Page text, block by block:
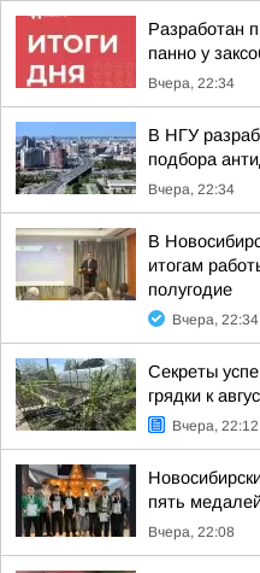
Разработан
панно у
Вчера, 22:34
В НГУ
подбора
Вчера, 22:34
В
итогам
полугодие
Вчера, 22:34
Секреты
грядки к
Вчера, 22:12
пять
Вчера, 22:08